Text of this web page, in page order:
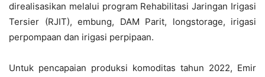
direalisasikan melalui program Rehabilitasi Jaringan Irigasi
Tersier (RJIT), embung, DAM Parit, longstorage, irigasi
perpompaan dan irigasi perpipaan.
Untuk pencapaian produksi komoditas tahun 2022, Emir